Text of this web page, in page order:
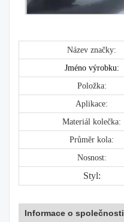
Název značky:
Jméno výrobku:
Položka:
Aplikace:
Materiál kolečka:
Průměr kola:
Nosnost:
Styl:
Informace o společnosti